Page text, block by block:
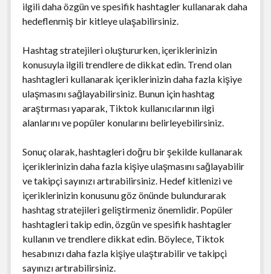
ilgili daha özgün ve spesifik hashtagler kullanarak daha
hedeflenmiş bir kitleye ulaşabilirsiniz.
Hashtag stratejileri oluştururken, içeriklerinizin
konusuyla ilgili trendlere de dikkat edin. Trend olan
hashtagleri kullanarak içeriklerinizin daha fazla kişiye
ulaşmasını sağlayabilirsiniz. Bunun için hashtag
araştırması yaparak, Tiktok kullanıcılarının ilgi
alanlarını ve popüler konularını belirleyebilirsiniz.
Sonuç olarak, hashtagleri doğru bir şekilde kullanarak
içeriklerinizin daha fazla kişiye ulaşmasını sağlayabilir
ve takipçi sayınızı artırabilirsiniz. Hedef kitlenizi ve
içeriklerinizin konusunu göz önünde bulundurarak
hashtag stratejileri geliştirmeniz önemlidir. Popüler
hashtagleri takip edin, özgün ve spesifik hashtagler
kullanın ve trendlere dikkat edin. Böylece, Tiktok
hesabınızı daha fazla kişiye ulaştırabilir ve takipçi
sayınızı artırabilirsiniz.